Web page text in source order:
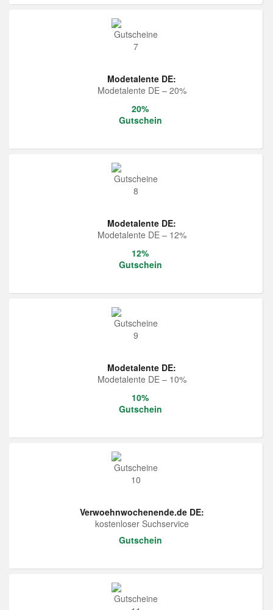
Modetalente DE:
Modetalente DE – 20%
20%
Gutschein
Modetalente DE:
Modetalente DE – 12%
12%
Gutschein
Modetalente DE:
Modetalente DE – 10%
10%
Gutschein
Verwoehnwochenende.de DE:
kostenloser Suchservice
Gutschein